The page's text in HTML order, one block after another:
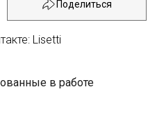
Lisetti
в работе